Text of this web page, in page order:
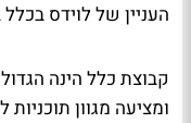
העניין של לוידס בכלל
קבוצת כלל הינה
ומציעה מגוון